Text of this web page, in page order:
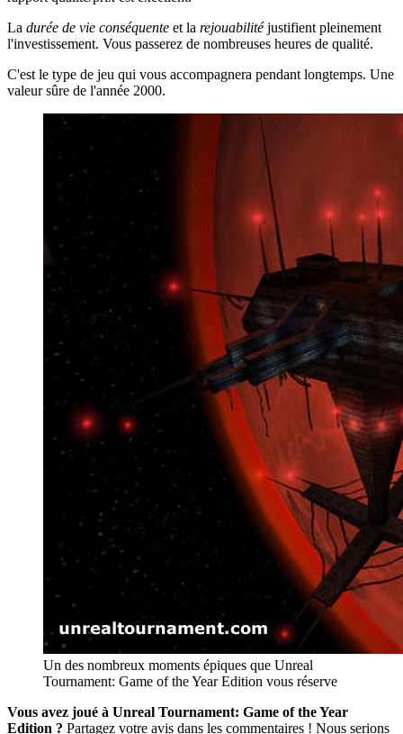
La durée de vie conséquente et la rejouabilitéjustifient pleinement
l'investissement. Vous passerez de nombreuses heures de qualité.
C'est le type de jeu qui vous accompagnera pendant longtemps. Une
valeur sûre de l'année 2000.
Un des nombreux moments épiques que Unreal
Tournament: Game of the Year Edition vous réserve
Vous avez joué à Unreal Tournament: Game of the Year
Edition ? Partagez votre avis dans les commentaires ! Nous serions